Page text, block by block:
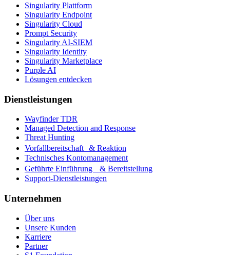
Singularity Plattform
Singularity Endpoint
Singularity Cloud
Prompt Security
Singularity AI-SIEM
Singularity Identity
Singularity Marketplace
Purple AI
Lösungen entdecken
Dienstleistungen
Wayfinder TDR
Managed Detection and Response
Threat Hunting
Vorfallbereitschaft & Reaktion
Technisches Kontomanagement
Geführte Einführung & Bereitstellung
Support-Dienstleistungen
Unternehmen
Über uns
Unsere Kunden
Karriere
Partner